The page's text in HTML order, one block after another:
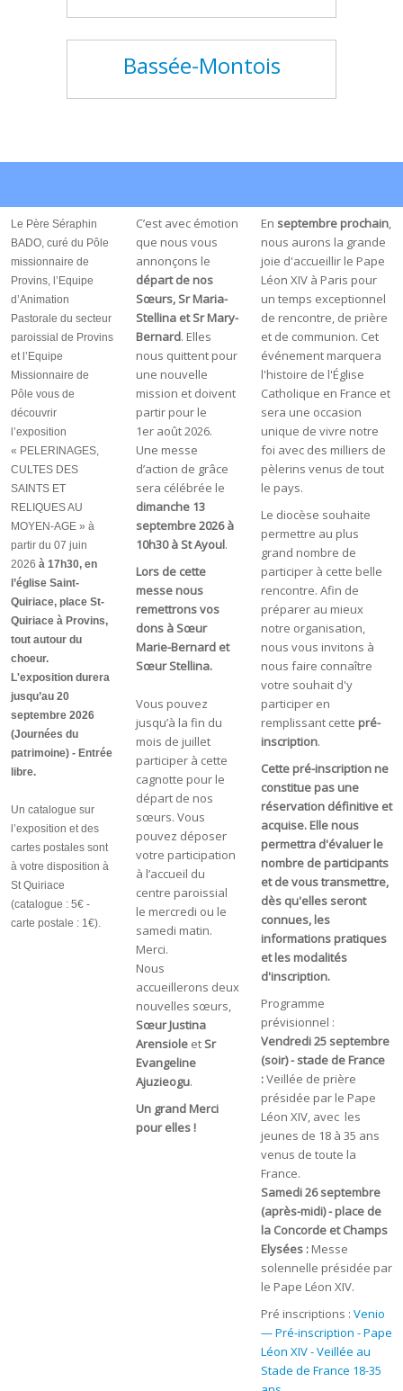
Bassée-Montois
Le Père Séraphin
BADO, curé du Pôle
missionnaire de
Provins, l’Equipe
d’Animation
Pastorale du secteur
paroissial de Provins
et l’Equipe
Missionnaire de
Pôle vous de
découvrir
l’exposition
« PELERINAGES,
CULTES DES
SAINTS ET
RELIQUES AU
MOYEN-AGE » à
partir du 07 juin
2026 à 17h30, en
l’église Saint-
Quiriace, place St-
Quiriace à Provins,
tout autour du
choeur.
L'exposition durera
jusqu’au 20
septembre 2026
(Journées du
patrimoine) - Entrée
libre.
Un catalogue sur
l’exposition et des
cartes postales sont
à votre disposition à
St Quiriace
(catalogue : 5€ -
carte postale : 1€).
C’est avec émotion
que nous vous
annonçons le
départ de nos
Sœurs, Sr Maria-
Stellina et Sr Mary-
Bernard. Elles
nous quittent pour
une nouvelle
mission et doivent
partir pour le
1er août 2026.
Une messe
d’action de grâce
sera célébrée le
dimanche 13
septembre 2026 à
10h30 à St Ayoul.
Lors de cette
messe nous
remettrons vos
dons à Sœur
Marie-Bernard et
Sœur Stellina.
Vous pouvez
jusqu’à la fin du
mois de juillet
participer à cette
cagnotte pour le
départ de nos
sœurs. Vous
pouvez déposer
votre participation
à l’accueil du
centre paroissial
le mercredi ou le
samedi matin.
Merci.
Nous
accueillerons deux
nouvelles sœurs,
Sœur Justina
Arensiole et Sr
Evangeline
Ajuzieogu.
Un grand Merci
pour elles !
En septembre prochain,
nous aurons la grande
joie d'accueillir le Pape
Léon XIV à Paris pour
un temps exceptionnel
de rencontre, de prière
et de communion. Cet
événement marquera
l'histoire de l'Église
Catholique en France et
sera une occasion
unique de vivre notre
foi avec des milliers de
pèlerins venus de tout
le pays.
Le diocèse souhaite
permettre au plus
grand nombre de
participer à cette belle
rencontre. Afin de
préparer au mieux
notre organisation,
nous vous invitons à
nous faire connaître
votre souhait d'y
participer en
remplissant cette pré-
inscription.
Cette pré-inscription ne
constitue pas une
réservation définitive et
acquise. Elle nous
permettra d'évaluer le
nombre de participants
et de vous transmettre,
dès qu'elles seront
connues, les
informations pratiques
et les modalités
d'inscription.
Programme
prévisionnel :
Vendredi 25 septembre
(soir) - stade de France
:Veillée de prière
présidée par le Pape
Léon XIV, avec les
jeunes de 18 à 35 ans
venus de toute la
France.
Samedi 26 septembre
(après-midi) - place de
la Concorde et Champs
Elysées : Messe
solennelle présidée par
le Pape Léon XIV.
Pré inscriptions : Venio
— Pré-inscription - Pape
Léon XIV - Veillée au
Stade de France 18-35